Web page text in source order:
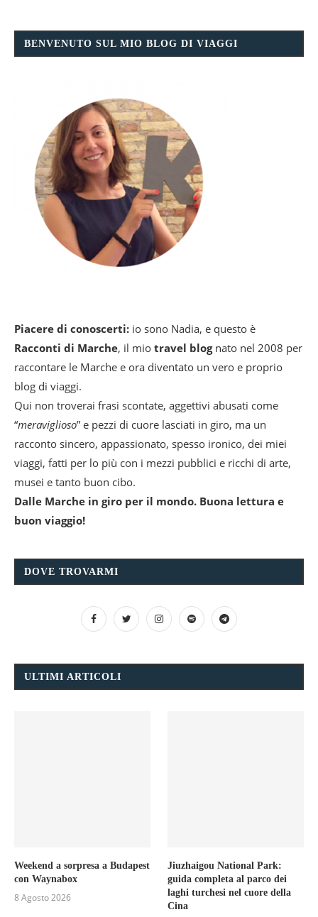
BENVENUTO SUL MIO BLOG DI VIAGGI
Piacere di conoscerti: io sono Nadia, e questo è
Racconti di Marche, il mio travel blognato nel 2008 per
raccontare le Marche e ora diventato un vero e proprio
blog di viaggi.
Qui non troverai frasi scontate, aggettivi abusati come
“meraviglioso” e pezzi di cuore lasciati in giro, ma un
racconto sincero, appassionato, spesso ironico, dei miei
viaggi, fatti per lo più con i mezzi pubblici e ricchi di arte,
musei e tanto buon cibo.
Dalle Marche in giro per il mondo. Buona lettura e
buon viaggio!
DOVE TROVARMI
ULTIMI ARTICOLI
Weekend a sorpresa a Budapest
con Waynabox
8 Agosto 2026
Jiuzhaigou National Park:
guida completa al parco dei
laghi turchesi nel cuore della
Cina